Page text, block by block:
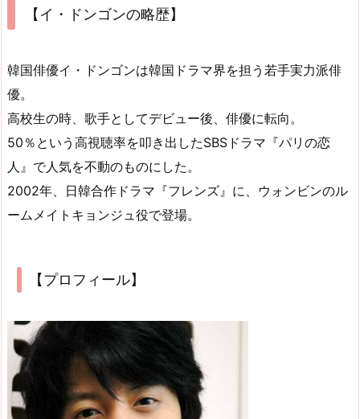
【イ・ドンゴンの略歴】
韓国俳優イ・ドンゴンは韓国ドラマ界を担う若手実力派俳
優。
高校生の時、歌手としてデビュー後、俳優に転向。
50％という高視聴率を叩き出したSBSドラマ『パリの恋
人』で人気を不動のものにした。
2002年、日韓合作ドラマ『フレンズ』に、ウォンビンのル
ームメイトキョンジュ役で登場。
【プロフィール】